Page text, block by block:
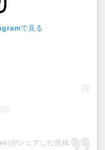
で見る
がシェアした投稿